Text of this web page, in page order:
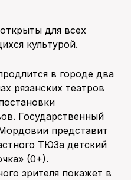
для всех
культурой.
в городе два
рязанских театров
Государственный
представит
ТЮЗа детский
(0+).
зрителя покажет в